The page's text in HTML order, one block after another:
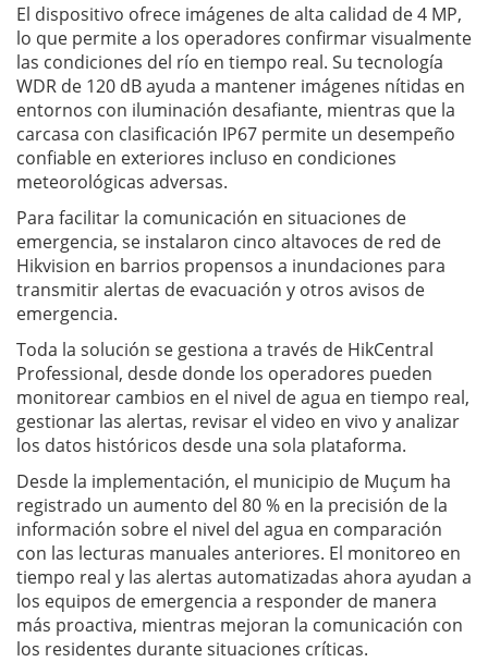
El dispositivo ofrece imágenes de alta calidad de 4 MP,
lo que permite a los operadores confirmar visualmente
las condiciones del río en tiempo real. Su tecnología
WDR de 120 dB ayuda a mantener imágenes nítidas en
entornos con iluminación desafiante, mientras que la
carcasa con clasificación IP67 permite un desempeño
confiable en exteriores incluso en condiciones
meteorológicas adversas.
Para facilitar la comunicación en situaciones de
emergencia, se instalaron cinco altavoces de red de
Hikvision en barrios propensos a inundaciones para
transmitir alertas de evacuación y otros avisos de
emergencia.
Toda la solución se gestiona a través de HikCentral
Professional, desde donde los operadores pueden
monitorear cambios en el nivel de agua en tiempo real,
gestionar las alertas, revisar el video en vivo y analizar
los datos históricos desde una sola plataforma.
Desde la implementación, el municipio de Muçum ha
registrado un aumento del 80 % en la precisión de la
información sobre el nivel del agua en comparación
con las lecturas manuales anteriores. El monitoreo en
tiempo real y las alertas automatizadas ahora ayudan a
los equipos de emergencia a responder de manera
más proactiva, mientras mejoran la comunicación con
los residentes durante situaciones críticas.